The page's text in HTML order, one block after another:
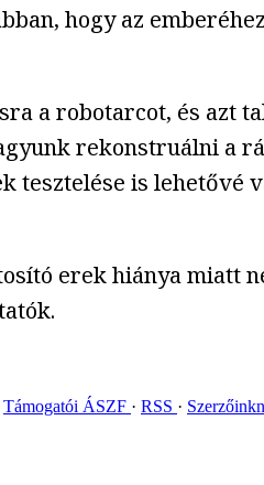
hogy az
a robotarcot, és azt
rekonstruálni a
is lehetővé
erek hiánya miatt
Támogatói ÁSZF RSS